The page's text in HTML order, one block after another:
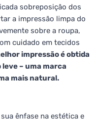
sobreposição dos
a impressão limpa do
sobre a roupa,
cuidado em tecidos
impressão é obtida
– uma marca
mais natural.
ênfase na estética e